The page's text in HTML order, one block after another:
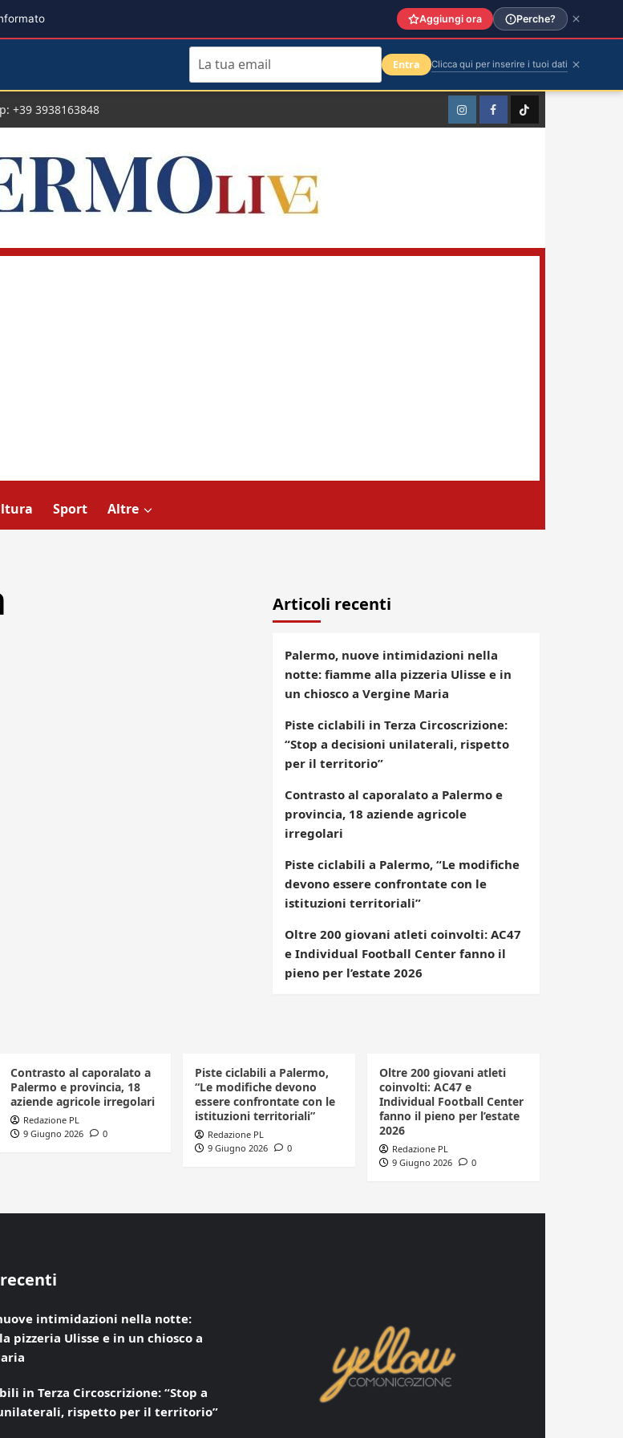
+39 3938163848 InstagramFacebookTikTok
Sport Altre
Articoli recenti
Palermo, nuove intimidazioni nella
notte: fiamme alla pizzeria Ulisse e in
un chiosco a Vergine Maria
Piste ciclabili in Terza Circoscrizione:
“Stop a decisioni unilaterali, rispetto
per il territorio”
Contrasto al caporalato a Palermo e
provincia, 18 aziende agricole
irregolari
Piste ciclabili a Palermo, “Le modifiche
devono essere confrontate con le
istituzioni territoriali”
Oltre 200 giovani atleti coinvolti: AC47
e Individual Football Center fanno il
pieno per l’estate 2026
Contrasto al caporalato a
Palermo e provincia, 18
aziende agricole irregolari
Redazione PL
9 Giugno 2026
0
Piste ciclabili a Palermo,
“Le modifiche devono
essere confrontate con le
istituzioni territoriali”
Redazione PL
9 Giugno 2026
0
Oltre 200 giovani atleti
coinvolti: AC47 e
Individual Football Center
fanno il pieno per l’estate
2026
Redazione PL
9 Giugno 2026
0
intimidazioni nella notte:
pizzeria Ulisse e in un chiosco a
in Terza Circoscrizione: “Stop a
rispetto per il territorio”
Aggiungi ora Perche?
Entra Clicca qui per inserire i tuoi dati